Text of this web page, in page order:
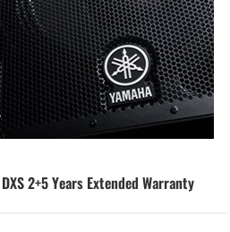
DXS 2+5 Years Extended Warranty